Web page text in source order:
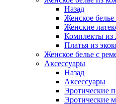
Назад
Женское
Женские
Комплекты из
Платья из
Женское белье с
Аксессуары
Назад
Аксессуары
Эротические
Эротические